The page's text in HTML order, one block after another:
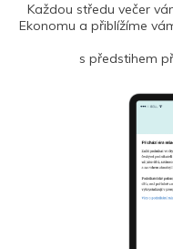
Každou středu večer
Ekonomu a přiblížíme
s předstihem